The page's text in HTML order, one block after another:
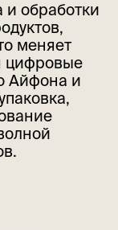
обработки
меняет
цифровые
Айфона и